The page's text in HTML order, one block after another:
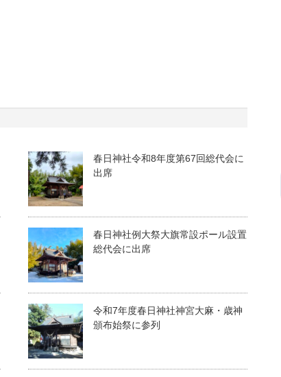
春日神社令和8年度第67回総代会に
出席
春日神社例大祭大旗常設ポール設置
総代会に出席
令和7年度春日神社神宮大麻・歳神
頒布始祭に参列